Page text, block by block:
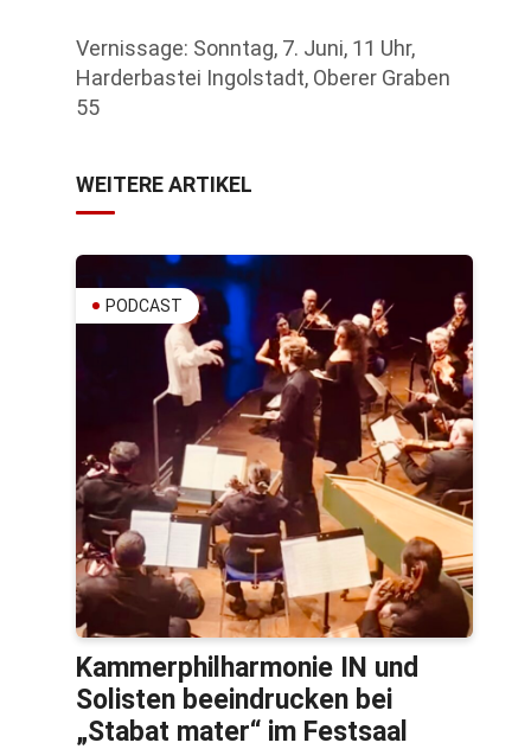
Vernissage: Sonntag, 7. Juni, 11 Uhr,
Harderbastei Ingolstadt, Oberer Graben
55
WEITERE ARTIKEL
PODCAST
Kammerphilharmonie IN und
Solisten beeindrucken bei
„Stabat mater“ im Festsaal